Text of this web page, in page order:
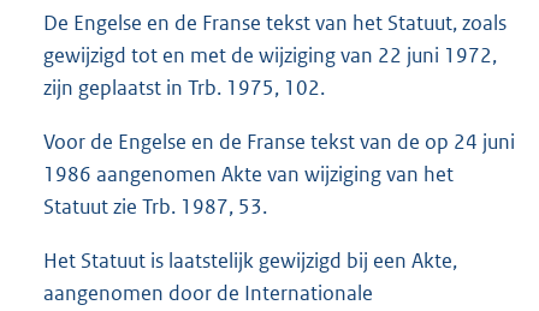
De Engelse en de Franse tekst van het Statuut, zoals
gewijzigd tot en met de wijziging van 22 juni 1972,
zijn geplaatst in Trb. 1975, 102.
Voor de Engelse en de Franse tekst van de op 24 juni
1986 aangenomen Akte van wijziging van het
Statuut zie Trb. 1987, 53.
Het Statuut is laatstelijk gewijzigd bij een Akte,
aangenomen door de Internationale